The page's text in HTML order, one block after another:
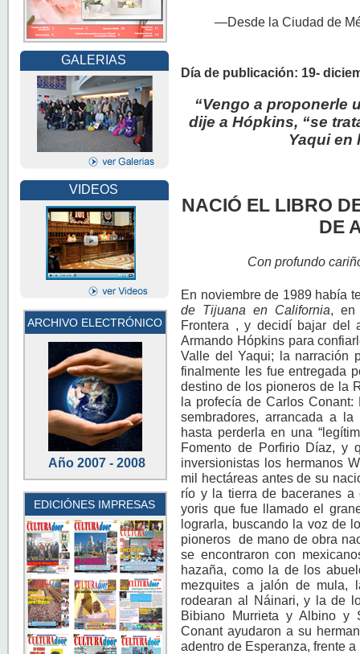
GALERIAS
VIDEOS
ARCHIVO ELECTRÓNICO
Año 2007 - 2008
EDICIÓNES IMPRESAS
—Desde la Ciudad de
Día de publicación: 19-
“Vengo a proponerle
dije a Hópkins, “se
Yaqui en
NACIÓ EL LIBRO
DE
Con profundo
En noviembre de 1989 había
de Tijuana en California, en
Frontera , y decidí bajar del
Armando Hópkins para
Valle del Yaqui; la narración
finalmente les fue entregada
destino de los pioneros de la
la profecía de Carlos
sembradores, arrancada a
hasta perderla en una
Fomento de Porfirio Díaz, y
inversionistas los hermanos
mil hectáreas antes de su
río y la tierra de baceranes a
yoris que fue llamado el
lograrla, buscando la voz de
pioneros de mano de obra
se encontraron con
hazaña, como la de los
mezquites a jalón de mula,
rodearan al Náinari, y la de
Bibiano Murrieta y Albino y
Conant ayudaron a su
adentro de Esperanza, frente